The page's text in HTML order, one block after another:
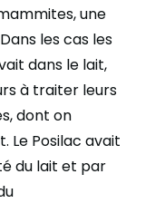
une
les cas les
dans le lait,
à traiter leurs
dont on
Le Posilac avait
du lait et par